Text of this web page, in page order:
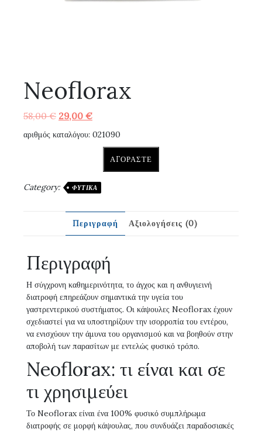
Neoflorax
58,00€ Original
29,00 €Η
29,00 €.
αριθμός καταλόγου: 021090
ΑΓΟΡΆΣΤΕ
Category: ΦΥΤΙΚΆ
Περιγραφή Αξιολογήσεις (0)
Περιγραφή
Η σύγχρονη καθημερινότητα, το άγχος και η ανθυγιεινή
διατροφή επηρεάζουν σημαντικά την υγεία του
γαστρεντερικού συστήματος. Οι κάψουλες Neoflorax έχουν
σχεδιαστεί για να υποστηρίζουν την ισορροπία του εντέρου,
να ενισχύουν την άμυνα του οργανισμού και να βοηθούν στην
αποβολή των παρασίτων με εντελώς φυσικό τρόπο.
Neoflorax: τι είναι και σε
τι χρησιμεύει
Το Neoflorax είναι ένα 100% φυσικό συμπλήρωμα
διατροφής σε μορφή κάψουλας, που συνδυάζει παραδοσιακές